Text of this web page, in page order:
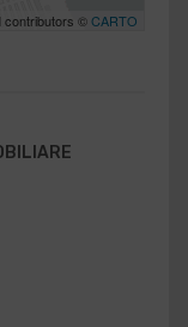
contributors ©CARTO